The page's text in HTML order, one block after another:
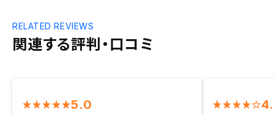
関連する評判・口コミ
RELATED REVIEWS
5.0